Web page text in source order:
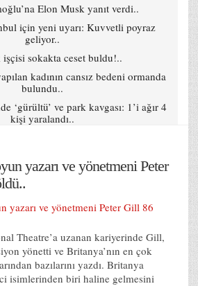
Elon Musk yanıt verdi..
için yeni uyarı: Kuvvetli poyraz
geliyor..
sokakta ceset buldu!..
kadının cansız bedeni ormanda
bulundu..
‘gürültü’ ve park kavgası: 1’i ağır 4
kişi yaralandı..
yazarı ve yönetmeni Peter
Theatre’a uzanan kariyerinde Gill,
yönetti ve Britanya’nın en çok
bazılarını yazdı. Britanya
isimlerinden biri haline gelmesini